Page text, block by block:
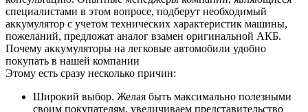
специалистами в этом вопросе, подберут необходимый
аккумулятор с учетом технических характеристик машины,
пожеланий, предложат аналог взамен оригинальной АКБ.
Почему аккумуляторы на легковые автомобили удобно
покупать в нашей компании
Этому есть сразу несколько причин:
Широкий выбор. Желая быть максимально полезными
своим покупателям, увеличиваем представительство